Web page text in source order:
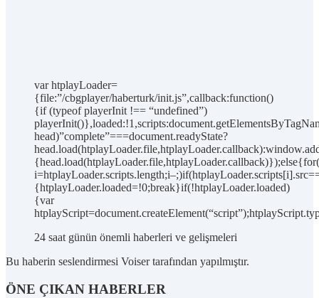
var htplayLoader=
{file:”/cbgplayer/haberturk/init.js”,callback:function()
{if (typeof playerInit !== “undefined”)
head)”complete”===document.readyState?
{htplayLoader.loaded=!0;break}if(!htplayLoader.loaded)
{var
24 saat günün önemli haberleri ve gelişmeleri
Bu haberin seslendirmesi Voiser tarafından yapılmıştır.
ÖNE ÇIKAN HABERLER